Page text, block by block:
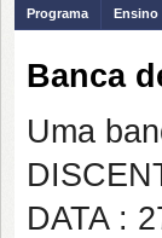
Programa Ensino
Banca
Uma
DATA :